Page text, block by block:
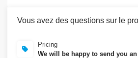
Vous avez des questions sur le
Pricing
We will be happy to send you